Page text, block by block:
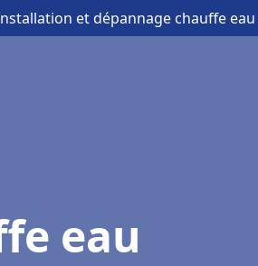
et dépannage chauffe eau
eau